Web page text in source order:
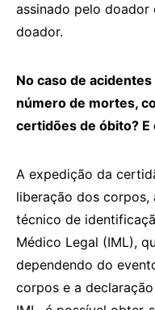
assinado pelo
doador.
No caso de
número de mortes,
certidões de óbito?
A expedição da
liberação dos
técnico de
Médico Legal (IML),
dependendo do
corpos e a